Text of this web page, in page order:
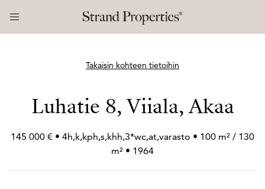
Takaisin kohteen tietoihin
Luhatie 8, Viiala, Akaa
145 000 € • 4h,k,kph,s,khh,3*wc,at,varasto • 100 m² / 130
m² • 1964